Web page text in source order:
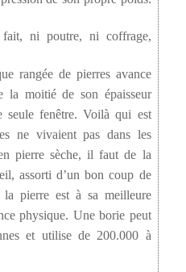
ni poutre, ni coffrage,
rangée de pierres avance
la moitié de son épaisseur
seule fenêtre. Voilà qui est
ne vivaient pas dans les
pierre sèche, il faut de la
assorti d’un bon coup de
pierre est à sa meilleure
physique. Une borie peut
et utilise de 200.000 à